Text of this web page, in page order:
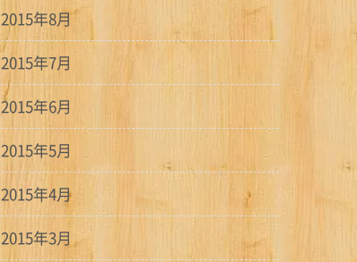
2015年8月
2015年7月
2015年6月
2015年5月
2015年4月
2015年3月